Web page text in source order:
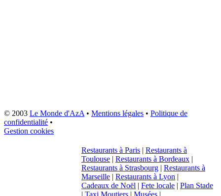
© 2003 Le Monde d'AzA• Mentions légales • Politique de
confidentialité •
Gestion cookies
Restaurants à Paris | Restaurants à
Toulouse | Restaurants à Bordeaux |
Restaurants à Strasbourg | Restaurants à
Marseille | Restaurants à Lyon |
Cadeaux de Noël | Fete locale | Plan Stade